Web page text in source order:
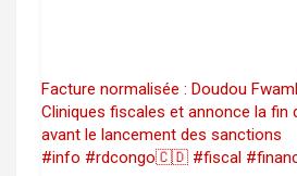
Facture normalisée : Doudou
Cliniques fiscales et annonce la fin
avant le lancement des sanctions
#info #rdcongo🇨🇩 #fiscal